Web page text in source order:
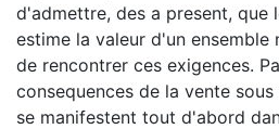
d'admettre, des a present, que
estime la valeur d'un
de rencontrer ces exigences.
consequences de la vente
se manifestent tout d'abord